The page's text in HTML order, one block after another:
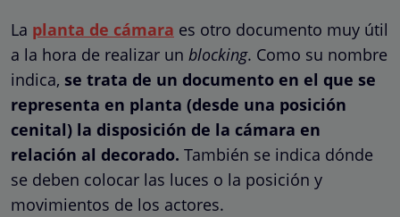
La planta de cámara es otro documento muy útil
a la hora de realizar un blocking. Como su nombre
indica, se trata de un documento en el que se
representa en planta (desde una posición
cenital) la disposición de la cámara en
relación al decorado. También se indica dónde
se deben colocar las luces o la posición y
movimientos de los actores.